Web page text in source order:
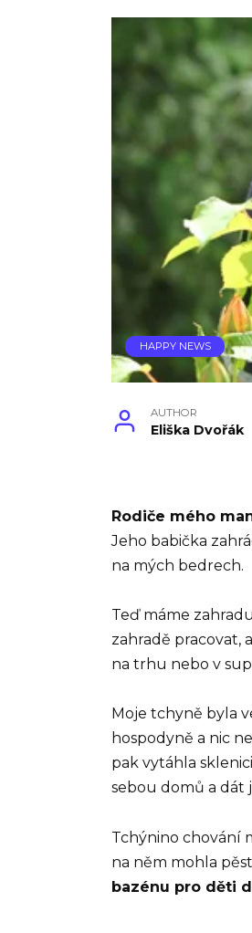
HAPPY NEWS
AUTHOR
Eliška Dvořák
Rodiče mého
Jeho babička
na mých bedrech.
Teď máme
zahradě pracovat,
na trhu nebo v
Moje tchyně byla
hospodyně a nic
pak vytáhla
sebou domů a dát
Tchýnino chování
na něm mohla
bazénu pro děti